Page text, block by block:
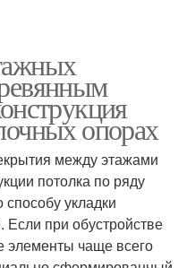
опорах
между этажами
потолка по ряду
укладки
при обустройстве
элементы чаще всего